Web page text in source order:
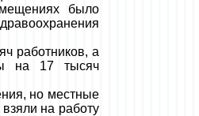
было
работников, а
на 17 тысяч
но местные
на работу